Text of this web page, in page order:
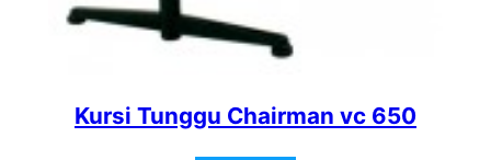
Kursi Tunggu Chairman vc 650